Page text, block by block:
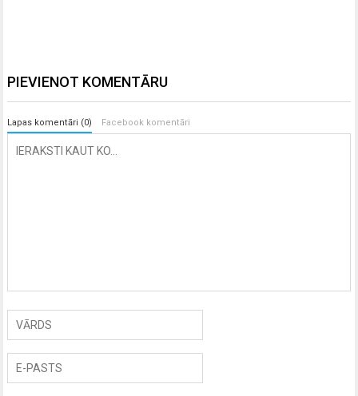
PIEVIENOT KOMENTĀRU
Lapas komentāri (0) Facebook komentāri